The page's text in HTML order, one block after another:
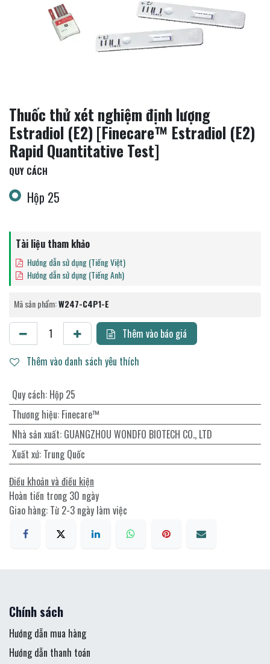
Thuốc thử xét nghiệm định lượng
Estradiol (E2) [Finecare™ Estradiol (E2)
Rapid Quantitative Test]
QUY CÁCH
Hộp 25
Tài liệu tham khảo
Hướng dẫn sử dụng (Tiếng Việt)
Hướng dẫn sử dụng (Tiếng Anh)
Mã sản phẩm:W247-C4P1-E
Thêm vào báo giá
Thêm vào danh sách yêu thích
Quy cách: Hộp 25
Thương hiệu: Finecare™
Nhà sản xuất: GUANGZHOU WONDFO BIOTECH CO., LTD
Xuất xứ: Trung Quốc
Điều khoản và điều kiện
Hoàn tiền trong 30 ngày
Giao hàng: Từ 2-3 ngày làm việc
Chính sách
Hướng dẫn mua hàng
Hướng dẫn thanh toán